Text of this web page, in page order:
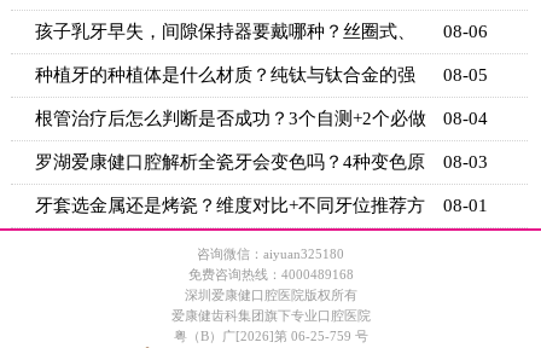
刷牙姿势
孩子乳牙早失，间隙保持器要戴哪种？丝圈式、
舌弓式、
08-06
种植牙的种植体是什么材质？纯钛与钛合金的强
度与生物
08-05
根管治疗后怎么判断是否成功？3个自测+2个必做
检查
08-04
罗湖爱康健口腔解析全瓷牙会变色吗？4种变色原
因+5个
08-03
牙套选金属还是烤瓷？维度对比+不同牙位推荐方 08-01
咨询微信：aiyuan325180
免费咨询热线：4000489168
深圳爱康健口腔医院版权所有
爱康健齿科集团旗下专业口腔医院
粤（B）广[2026]第 06-25-759 号